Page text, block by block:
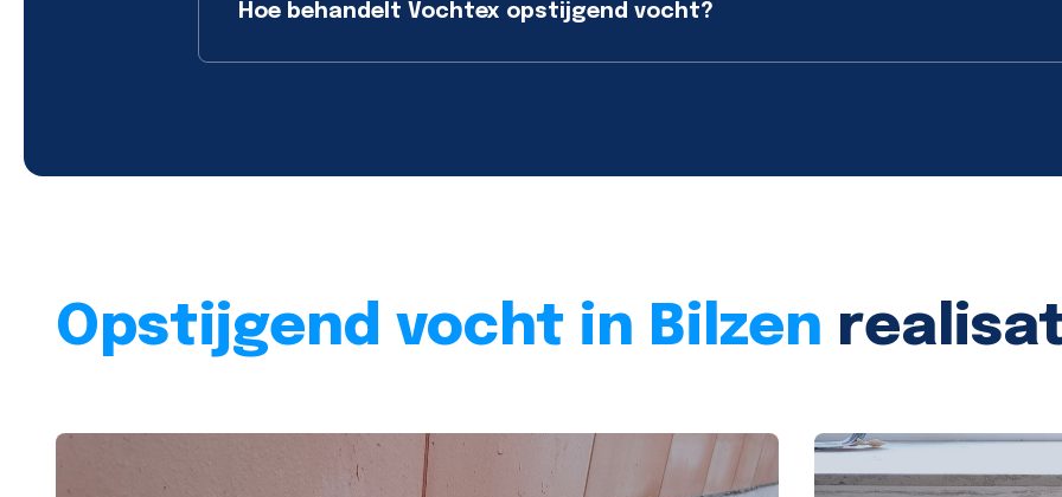
Hoe behandelt Vochtex opstijgend vocht?
Opstijgend vocht in Bilzen